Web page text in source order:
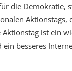
die Demokratie,
Aktionstags,
ist ein
besseres